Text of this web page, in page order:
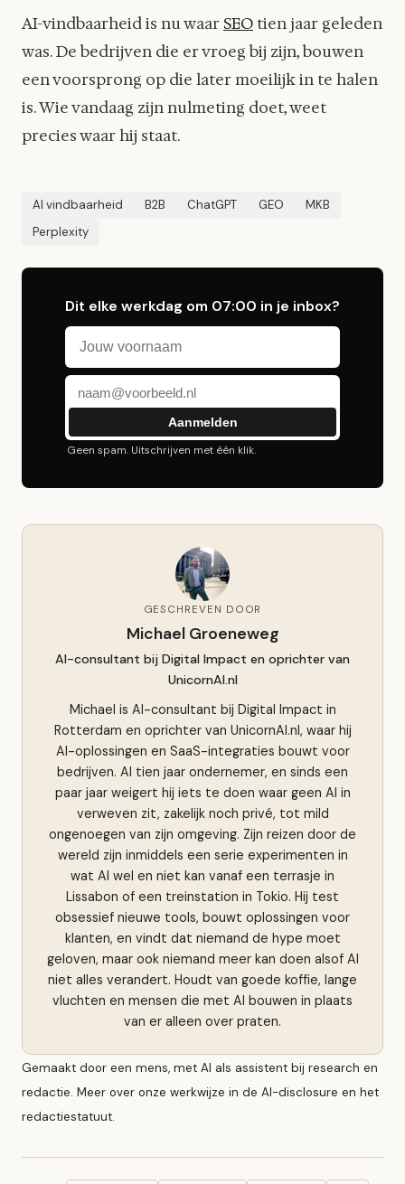
AI-vindbaarheid is nu waar SEO tien jaar geleden
was. De bedrijven die er vroeg bij zijn, bouwen
een voorsprong op die later moeilijk in te halen
is. Wie vandaag zijn nulmeting doet, weet
precies waar hij staat.
AI vindbaarheid B2B ChatGPT GEO
MKB
Perplexity
Dit elke werkdag om 07:00 in je inbox?
Voornaam
E-mailadres
Aanmelden
Geen spam. Uitschrijven met één klik.
GESCHREVEN DOOR
Michael Groeneweg
AI-consultant bij Digital Impact en oprichter van
UnicornAI.nl
Michael is AI-consultant bij Digital Impact in
Rotterdam en oprichter van UnicornAI.nl, waar hij
AI-oplossingen en SaaS-integraties bouwt voor
bedrijven. Al tien jaar ondernemer, en sinds een
paar jaar weigert hij iets te doen waar geen AI in
verweven zit, zakelijk noch privé, tot mild
ongenoegen van zijn omgeving. Zijn reizen door de
wereld zijn inmiddels een serie experimenten in
wat AI wel en niet kan vanaf een terrasje in
Lissabon of een treinstation in Tokio. Hij test
obsessief nieuwe tools, bouwt oplossingen voor
klanten, en vindt dat niemand de hype moet
geloven, maar ook niemand meer kan doen alsof AI
niet alles verandert. Houdt van goede koffie, lange
vluchten en mensen die met AI bouwen in plaats
van er alleen over praten.
Gemaakt door een mens, met AI als assistent bij research en
redactie. Meer over onze werkwijze in de AI-disclosure en het
redactiestatuut.